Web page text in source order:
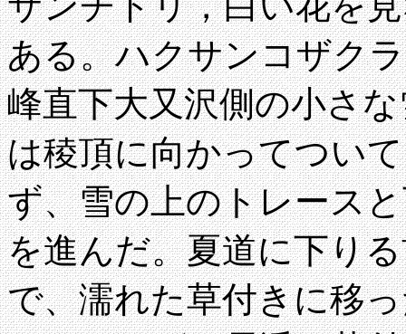
ある。ハクサンコザク
峰直下大又沢側の小さ
は稜頂に向かってつい
ず、雪の上のトレース
を進んだ。夏道に下り
で、濡れた草付きに移